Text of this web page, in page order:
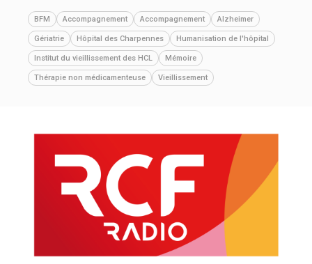
BFM Accompagnement Accompagnement Alzheimer
Gériatrie Hôpital des Charpennes Humanisation de l'hôpital
Institut du vieillissement des HCL Mémoire
Thérapie non médicamenteuse Vieillissement